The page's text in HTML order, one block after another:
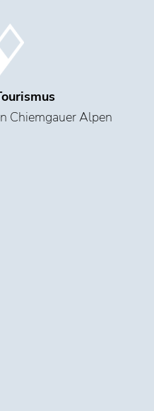
Chiemgauer Alpen